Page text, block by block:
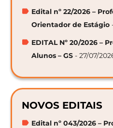
Edital nº 22/2026 –
Orientador de Estágio
EDITAL Nº 20/2026 –
Alunos – GS - 27/07/
NOVOS EDITAIS
Edital nº 043/2026 –